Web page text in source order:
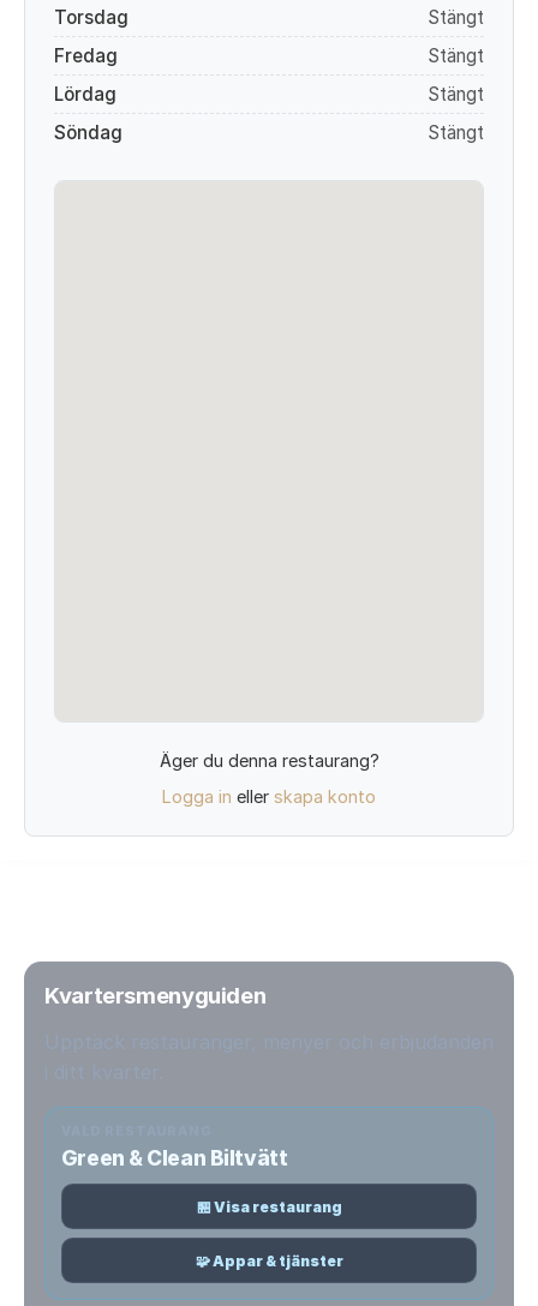
Torsdag
Stängt
Fredag
Stängt
Lördag
Stängt
Söndag
Stängt
Äger du denna restaurang?
Logga in eller skapa konto
Kvartersmenyguiden
Green & Clean Biltvätt
🏪 Visa restaurang
🧩 Appar & tjänster